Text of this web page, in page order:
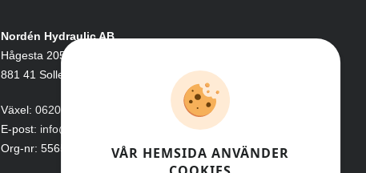
Nordén Hydraulic AB
Hågesta 205
881 41 Sollefteå
Växel: 0620-161 41
E-post: info@nordenhydraulic.se
Org-nr: 556531-8424
VÅR HEMSIDA ANVÄNDER